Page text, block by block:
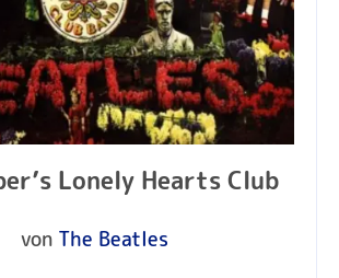
Lonely Hearts Club
von The Beatles